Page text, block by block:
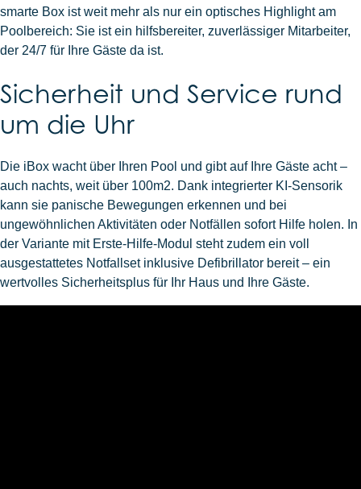
smarte Box ist weit mehr als nur ein optisches Highlight am
Poolbereich: Sie ist ein hilfsbereiter, zuverlässiger Mitarbeiter,
der 24/7 für Ihre Gäste da ist.
Sicherheit und Service rund
um die Uhr
Die iBox wacht über Ihren Pool und gibt auf Ihre Gäste acht –
auch nachts, weit über 100m2. Dank integrierter KI-Sensorik
kann sie panische Bewegungen erkennen und bei
ungewöhnlichen Aktivitäten oder Notfällen sofort Hilfe holen. In
der Variante mit Erste-Hilfe-Modul steht zudem ein voll
ausgestattetes Notfallset inklusive Defibrillator bereit – ein
wertvolles Sicherheitsplus für Ihr Haus und Ihre Gäste.